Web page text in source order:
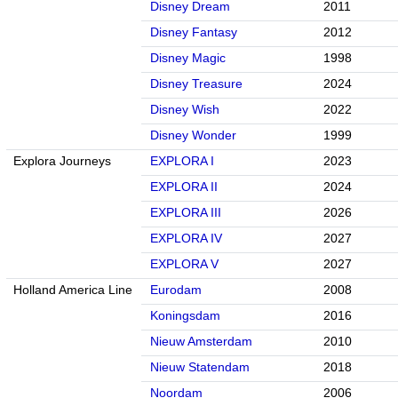
Disney Dream
2011
Disney Fantasy
2012
Disney Magic
1998
Disney Treasure
2024
Disney Wish
2022
Disney Wonder
1999
Explora Journeys
EXPLORA I
2023
EXPLORA II
2024
EXPLORA III
2026
EXPLORA IV
2027
EXPLORA V
2027
Holland America Line
Eurodam
2008
Koningsdam
2016
Nieuw Amsterdam
2010
Nieuw Statendam
2018
Noordam
2006